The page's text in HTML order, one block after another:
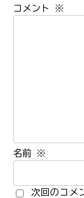
コメント ※
名前 ※
次回のコメ